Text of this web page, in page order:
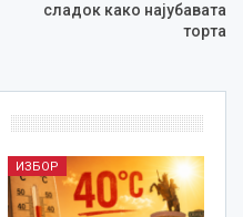
сладок како најубавата
торта
ИЗБОР